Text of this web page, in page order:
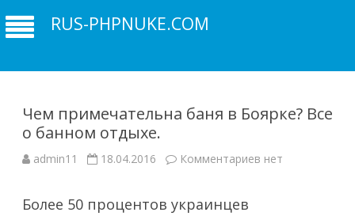
RUS-PHPNUKE.COM
Чем примечательна баня в Боярке? Все
о банном отдыхе.
admin11 18.04.2016 Комментариев кнет
Более 50 процентов украинцев